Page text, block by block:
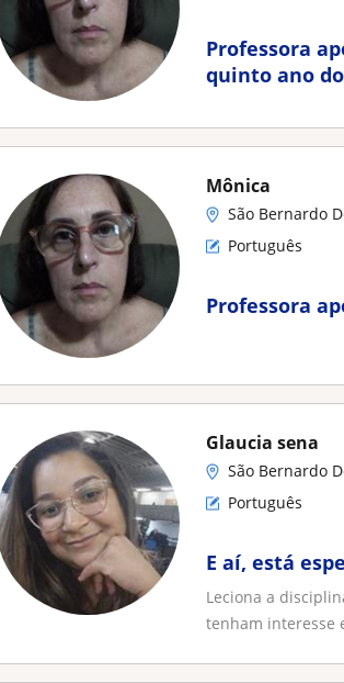
Professora
quinto ano
Mônica
São Bernardo
Português
Professora
Glaucia sena
São Bernardo
Português
E aí, está
Leciona a
tenham interesse